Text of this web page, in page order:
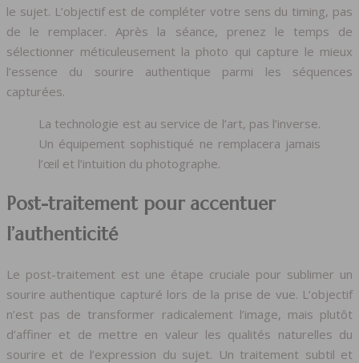
le sujet. L’objectif est de compléter votre sens du timing, pas
de le remplacer. Après la séance, prenez le temps de
sélectionner méticuleusement la photo qui capture le mieux
l’essence du sourire authentique parmi les séquences
capturées.
La technologie est au service de l’art, pas l’inverse.
Un équipement sophistiqué ne remplacera jamais
l’œil et l’intuition du photographe.
Post-traitement pour accentuer
l’authenticité
Le post-traitement est une étape cruciale pour sublimer un
sourire authentique capturé lors de la prise de vue. L’objectif
n’est pas de transformer radicalement l’image, mais plutôt
d’affiner et de mettre en valeur les qualités naturelles du
sourire et de l’expression du sujet. Un traitement subtil et